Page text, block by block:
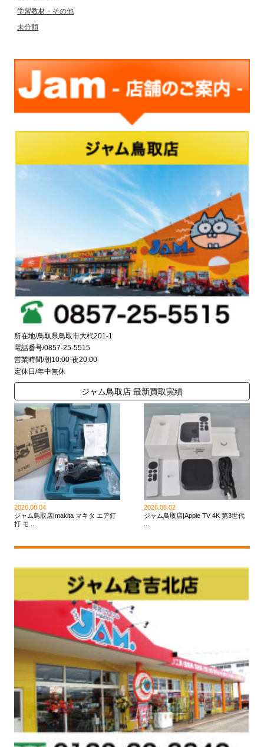
学習教材・その他
未分類
所在地/鳥取県鳥取市大杙201-1
電話番号/0857-25-5515
営業時間/朝10:00-夜20:00
定休日/年中無休
ジャム鳥取店 最新買取実績
2026.08.04
ジャム鳥取店|makita マキタ エア釘
打 モ ...
2026.08.02
ジャム鳥取店|Apple TV 4K 第3世代